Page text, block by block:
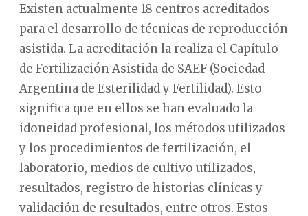
Existen actualmente 18 centros acreditados
para el desarrollo de técnicas de reproducción
asistida. La acreditación la realiza el Capítulo
de Fertilización Asistida de SAEF (Sociedad
Argentina de Esterilidad y Fertilidad). Esto
significa que en ellos se han evaluado la
idoneidad profesional, los métodos utilizados
y los procedimientos de fertilización, el
laboratorio, medios de cultivo utilizados,
resultados, registro de historias clínicas y
validación de resultados, entre otros. Estos